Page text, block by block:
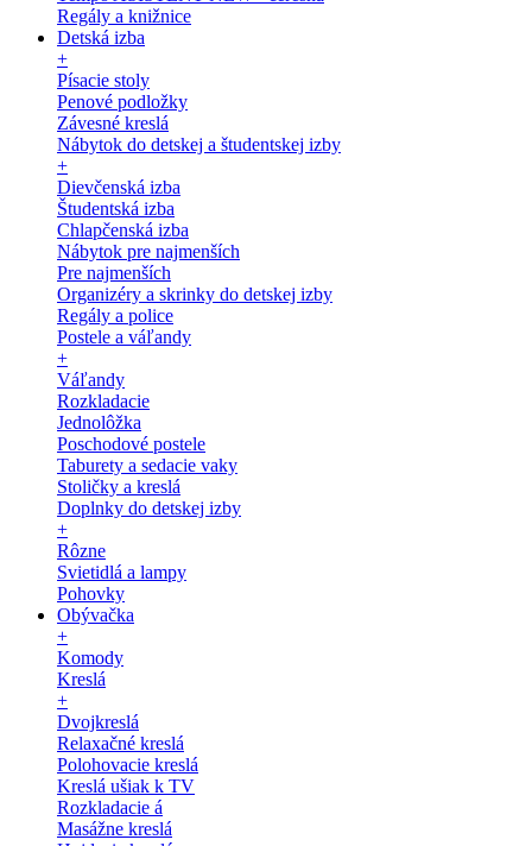
Regály a knižnice
Detská izba
+
Písacie stoly
Penové podložky
Závesné kreslá
Nábytok do detskej a študentskej izby
+
Dievčenská izba
Študentská izba
Chlapčenská izba
Nábytok pre najmenších
Pre najmenších
Organizéry a skrinky do detskej izby
Regály a police
Postele a váľandy
+
Váľandy
Rozkladacie
Jednolôžka
Poschodové postele
Taburety a sedacie vaky
Stoličky a kreslá
Doplnky do detskej izby
+
Rôzne
Svietidlá a lampy
Pohovky
Obývačka
+
Komody
Kreslá
+
Dvojkreslá
Relaxačné kreslá
Polohovacie kreslá
Kreslá ušiak k TV
Rozkladacie á
Masážne kreslá